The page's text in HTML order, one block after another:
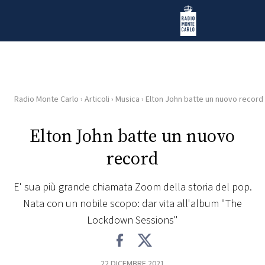
Radio Monte Carlo
HOME
RADIO
RADIO
Radio Monte Carlo › Articoli › Musica › Elton John batte un nuovo record
Elton John batte un nuovo
record
E' sua più grande chiamata Zoom della storia del pop.
Nata con un nobile scopo: dar vita all'album "The
Lockdown Sessions"